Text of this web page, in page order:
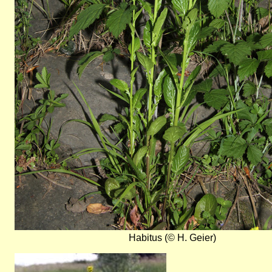
Habitus (© H. Geier)